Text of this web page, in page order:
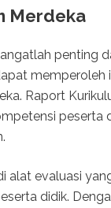
Merdeka
penting
Raport
peserta
alat evaluasi
didik.